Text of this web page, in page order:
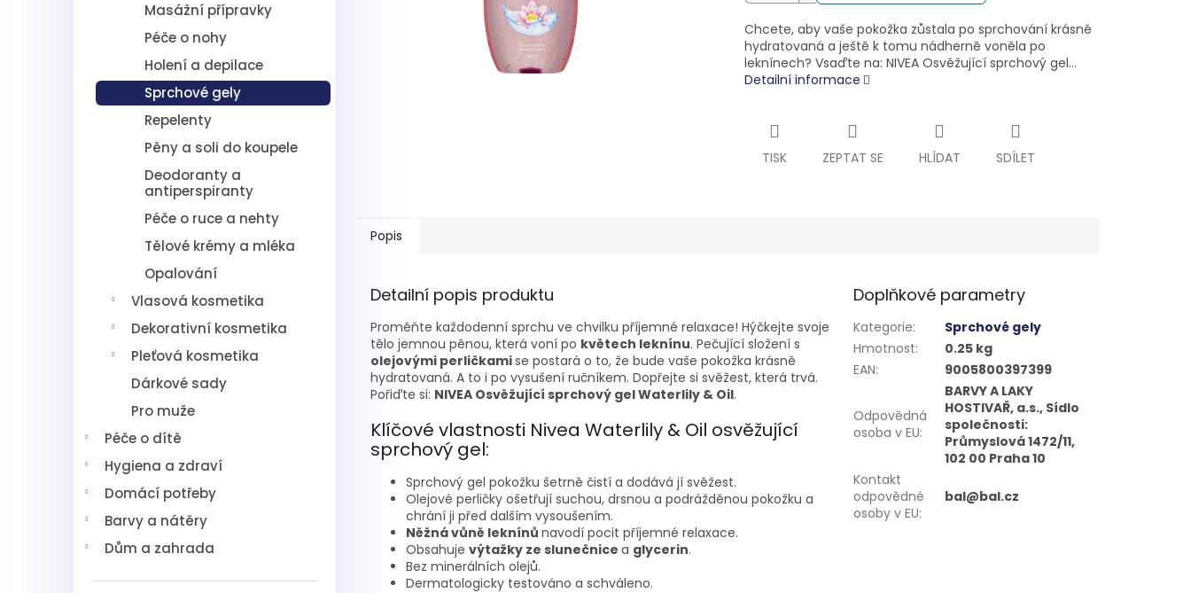
Masážní přípravky
Péče o nohy
Holení a depilace
Sprchové gely
Repelenty
Pěny a soli do koupele
Deodoranty a
antiperspiranty
Péče o ruce a nehty
Tělové krémy a mléka
Opalování
Vlasová kosmetika
Dekorativní kosmetika
Pleťová kosmetika
Dárkové sady
Pro muže
Péče o dítě
Hygiena a zdraví
Domácí potřeby
Barvy a nátěry
Dům a zahrada
Chcete, aby vaše pokožka zůstala po sprchování krásně
hydratovaná a ještě k tomu nádherně voněla po
leknínech? Vsaďte na: NIVEA Osvěžující sprchový gel…
Detailní informace
TISK ZEPTAT SE HLÍDAT SDÍLET
Popis
Detailní popis produktu
Proměňte každodenní sprchu ve chvilku příjemné relaxace! Hýčkejte svoje
tělo jemnou pěnou, která voní po květech leknínu. Pečující složení s
olejovými perličkamise postará o to, že bude vaše pokožka krásně
hydratovaná. A to i po vysušení ručníkem. Dopřejte si svěžest, která trvá.
Pořiďte si: NIVEA Osvěžující sprchový gel Waterlily & Oil.
Klíčové vlastnosti Nivea Waterlily & Oil osvěžující
sprchový gel:
Sprchový gel pokožku šetrně čistí a dodává jí svěžest.
Olejové perličky ošetřují suchou, drsnou a podrážděnou pokožku a
chrání ji před dalším vysoušením.
Něžná vůně leknínů navodí pocit příjemné relaxace.
Obsahuje výtažky ze slunečnice a glycerin.
Bez minerálních olejů.
Dermatologicky testováno a schváleno.
Doplňkové parametry
Kategorie:
Sprchové gely
Hmotnost:
0.25 kg
EAN: 9005800397399
Odpovědná
osoba v EU:
BARVY A LAKY
HOSTIVAŘ, a.s., Sídlo
společnosti:
Průmyslová 1472/11,
102 00 Praha 10
Kontakt
odpovědné
osoby v EU:
bal@bal.cz